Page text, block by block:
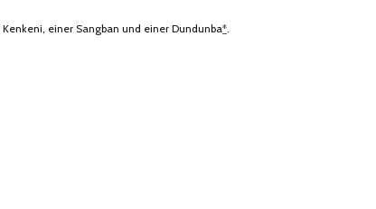
einer Sangban und einer Dundunba*.